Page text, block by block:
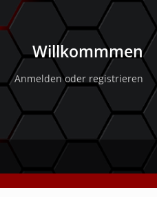
Willkommmen
Anmelden oder registrieren